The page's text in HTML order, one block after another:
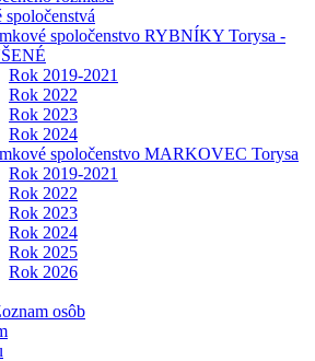
spoločenstvá
spoločenstvo RYBNÍKY Torysa -
Rok 2019-2021
Rok 2022
Rok 2023
Rok 2024
spoločenstvo MARKOVEC Torysa
Rok 2019-2021
Rok 2022
Rok 2023
Rok 2024
Rok 2025
Rok 2026
osôb